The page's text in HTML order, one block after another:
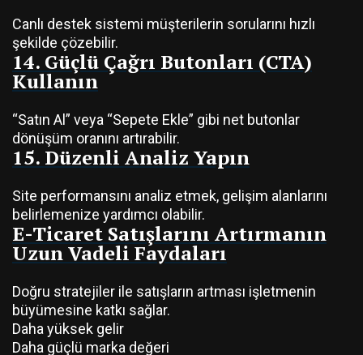
Canlı destek sistemi müşterilerin sorularını hızlı
şekilde çözebilir.
14. Güçlü Çağrı Butonları (CTA)
Kullanın
“Satın Al” veya “Sepete Ekle” gibi net butonlar
dönüşüm oranını artırabilir.
15. Düzenli Analiz Yapın
Site performansını analiz etmek, gelişim alanlarını
belirlemenize yardımcı olabilir.
E-Ticaret Satışlarını Artırmanın
Uzun Vadeli Faydaları
Doğru stratejiler ile satışların artması işletmenin
büyümesine katkı sağlar.
Daha yüksek gelir
Daha güçlü marka değeri